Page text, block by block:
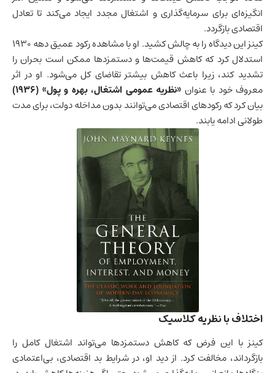
انگیزه‌ای برای سرمایه‌گذاری و اشتغال مجدد ایجاد می‌کند تا تعادل
اقتصادی بازگردد.
کینز این دیدگاه را به چالش کشید. او با مشاهده رکود عمیق دهه ۱۹۳۰
استدلال کرد که کاهش قیمت‌ها و دستمزدها ممکن است بحران را
تشدید کند، زیرا باعث کاهش بیشتر تقاضای کل می‌شود. او در اثر
معروف خود با عنوان «نظریه عمومی اشتغال، بهره و پول» (۱۹۳۶)
بیان کرد که رکودهای اقتصادی می‌توانند بدون مداخله دولت، برای مدت
طولانی ادامه یابند.
اختلاف با نظریه کلاسیک
کینز با این فرض که کاهش دستمزدها می‌تواند اشتغال کامل را
بازگرداند، مخالفت کرد. از دید او، در شرایط بد اقتصادی، بی‌اعتمادی